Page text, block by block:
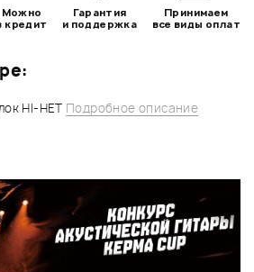
HI-HET Подробное описание
Можно
кредит
Гарантия
и поддержка
Принимаем
все виды оплат